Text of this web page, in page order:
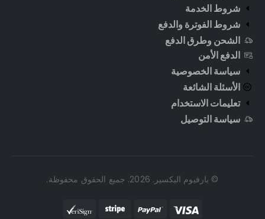
شروط الخدمة
شروط الفوترة والدفع
الشحن وطرق الدفع
الدفع الأمن
سياسة الخصوصية
الأسئلة الشائعة
تعليمات الاستخدام
سياسة التوصيل
© بارفيوم اليكسير. 2026. جميع الحقوق محفوظة.